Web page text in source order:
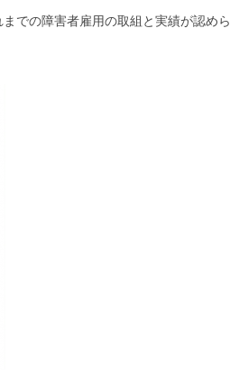
での障害者雇用の取組と実績が認めら